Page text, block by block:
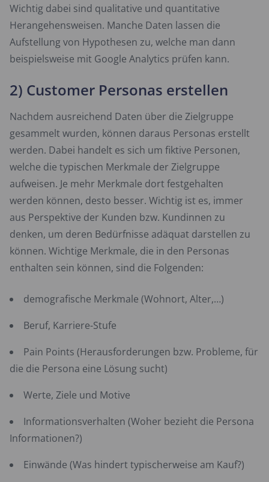
Wichtig dabei sind qualitative und quantitative
Herangehensweisen. Manche Daten lassen die
Aufstellung von Hypothesen zu, welche man dann
beispielsweise mit Google Analytics prüfen kann.
2) Customer Personas erstellen
Nachdem ausreichend Daten über die Zielgruppe
gesammelt wurden, können daraus Personas erstellt
werden. Dabei handelt es sich um fiktive Personen,
welche die typischen Merkmale der Zielgruppe
aufweisen. Je mehr Merkmale dort festgehalten
werden können, desto besser. Wichtig ist es, immer
aus Perspektive der Kunden bzw. Kundinnen zu
denken, um deren Bedürfnisse adäquat darstellen zu
können. Wichtige Merkmale, die in den Personas
enthalten sein können, sind die Folgenden:
demografische Merkmale (Wohnort, Alter,…)
Beruf, Karriere-Stufe
Pain Points (Herausforderungen bzw. Probleme, für
die die Persona eine Lösung sucht)
Werte, Ziele und Motive
Informationsverhalten (Woher bezieht die Persona
Informationen?)
Einwände (Was hindert typischerweise am Kauf?)